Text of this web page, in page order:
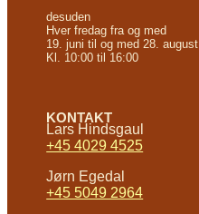
desuden
Hver fredag fra og med
19. juni til og med 28. august
Kl. 10:00 til 16:00
KONTAKT
Lars Hindsgaul
+45 4029 4525
Jørn Egedal
+45 5049 2964